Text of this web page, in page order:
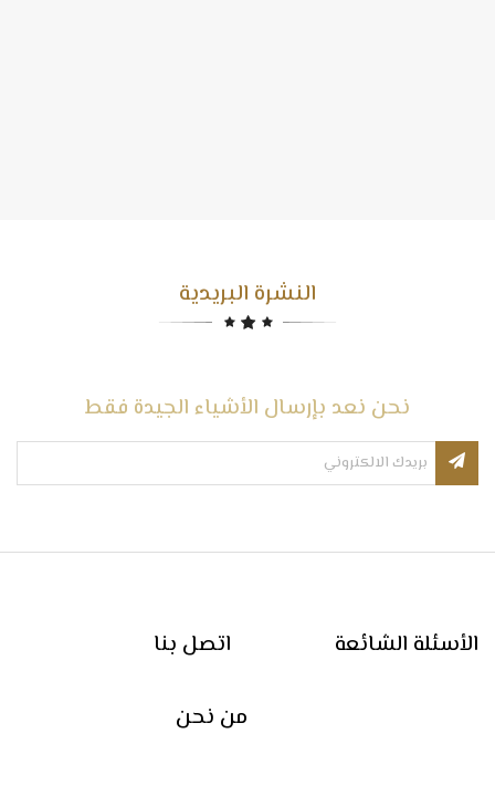
النشرة البريدية
نحن نعد بإرسال الأشياء الجيدة فقط
اتصل بنا الأسئلة الشائعة
من نحن